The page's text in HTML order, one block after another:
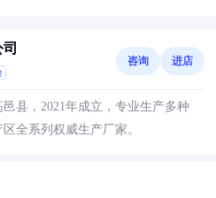
咨询 进店
县，2021年成立，专业生产多种
全系列权威生产厂家。